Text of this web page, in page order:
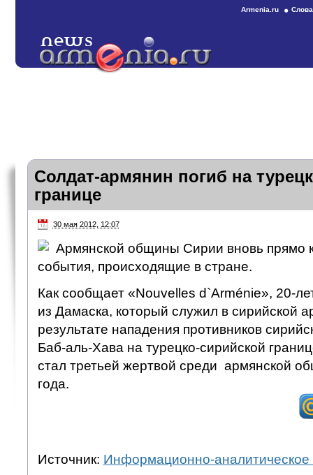
Armenia.ru
Солдат-армянин погиб на
границе
30 мая 2012, 12:07
Армянской общины Сирии вновь прямо
события, происходящие в стране.
Как сообщает «Nouvelles d`Arménie», 20-
из Дамаска, который служил в сирийской
результате нападения противников
Баб-аль-Хава на турецко-сирийской
стал третьей жертвой среди армянской
года.
Источник: Информационно-аналитическое